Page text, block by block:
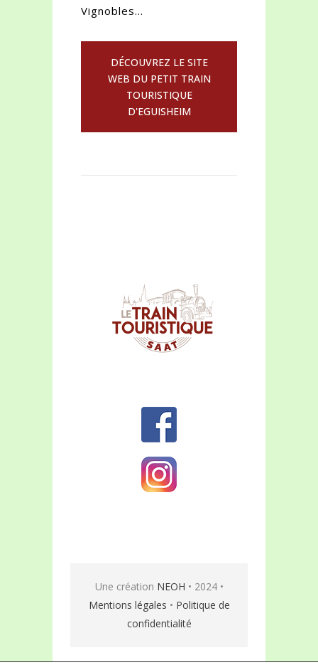
Vignobles…
DÉCOUVREZ LE SITE
WEB DU PETIT TRAIN
TOURISTIQUE
D'EGUISHEIM
Une création NEOH • 2024 •
Mentions légales • Politique de
confidentialité